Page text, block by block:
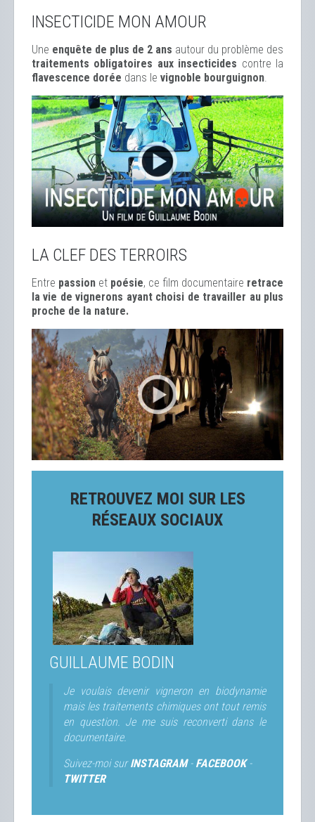
INSECTICIDE MON AMOUR
Une enquête de plus de 2 ans autour du problème des
traitements obligatoires aux insecticides contre la
flavescence dorée dans le vignoble bourguignon.
LA CLEF DES TERROIRS
Entre passion et poésie, ce film documentaire retrace
la vie de vignerons ayant choisi de travailler au plus
proche de la nature.
RETROUVEZ MOI SUR LES
RÉSEAUX SOCIAUX
GUILLAUME BODIN
Je voulais devenir vigneron en biodynamie
mais les traitements chimiques ont tout remis
en question. Je me suis reconverti dans le
documentaire.
Suivez-moi surINSTAGRAM- FACEBOOK-
TWITTER